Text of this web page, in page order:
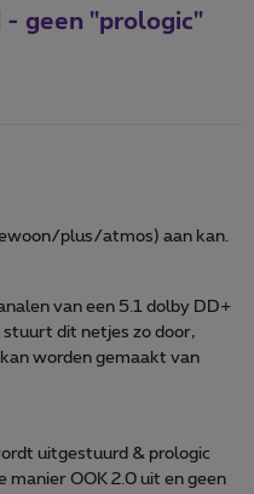
geen "prologic"
plus/atmos) aan kan.
van een 5.1 dolby DD+
stuurt dit netjes zo door,
worden gemaakt van
uitgestuurd & prologic
manier OOK 2.0 uit en geen